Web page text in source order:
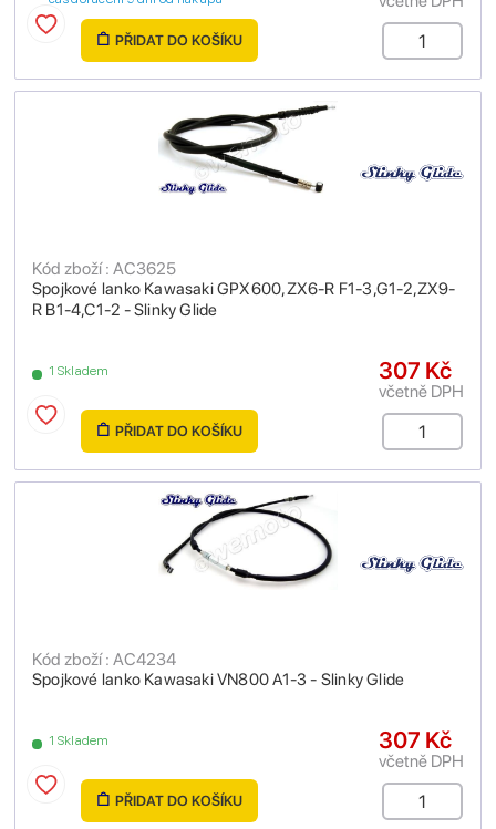
PŘIDAT DO KOŠÍKU
Spojkové lanko Kawasaki GPX600,ZX6-R F1-3,G1-2,ZX9-
R B1-4,C1-2 - Slinky Glide
Kód zboží : AC3625
1 Skladem 307 Kč
včetně DPH
PŘIDAT DO KOŠÍKU
Spojkové lanko Kawasaki VN800 A1-3 - Slinky Glide
Kód zboží : AC4234
1 Skladem 307 Kč
včetně DPH
PŘIDAT DO KOŠÍKU